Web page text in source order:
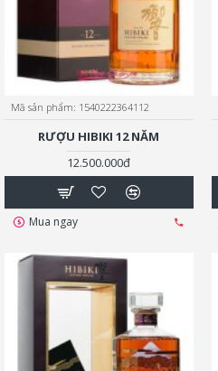
Mã sản phẩm: 1540222364112
RƯỢU HIBIKI 12 NĂM
12.500.000đ
Mua ngay